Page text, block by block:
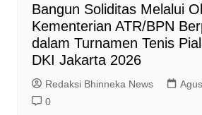
Bangun Soliditas Melalui
Kementerian ATR/BPN
dalam Turnamen Tenis
DKI Jakarta 2026
Redaksi Bhinneka News
0